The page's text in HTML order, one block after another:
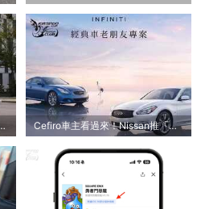
Platinum頂規版， Cefiro車主看過來！Nissan推「經典車老朋友